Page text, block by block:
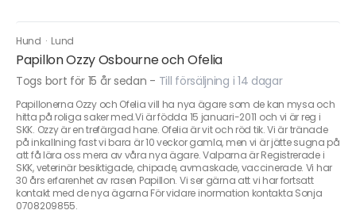
Hund · Lund
Papillon Ozzy Osbourne och Ofelia
Togs bort för 15 år sedan - Till försäljning i 14 dagar
Papillonerna Ozzy och Ofelia vill ha nya ägare som de kan mysa och
hitta på roliga saker med.Vi är födda 15 januari-2011 och vi är reg i
SKK. Ozzy är en trefärgad hane. Ofelia är vit och röd tik. Vi är tränade
på inkallning fast vi bara är 10 veckor gamla, men vi är jätte sugna på
att få lära oss mera av våra nya ägare. Valparna är Registrerade i
SKK, veterinär besiktigade, chipade, avmaskade, vaccinerade. Vi har
30 års erfarenhet av rasen Papillon. Vi ser gärna att vi har fortsatt
kontakt med de nya ägarna För vidare inormation kontakta Sonja
0708209855.